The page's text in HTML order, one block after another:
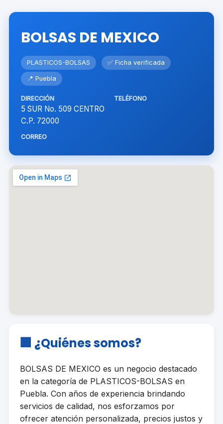
BOLSAS DE MEXICO
PLASTICOS-BOLSAS ✅ Ficha verificada
📍 Puebla
DIRECCIÓN
5 SUR No. 509 CENTRO
C.P. 72000
TELÉFONO
CORREO
🏢 ¿Quiénes somos?
BOLSAS DE MEXICO es un negocio destacado
en la categoría de PLASTICOS-BOLSAS en
Puebla. Con años de experiencia brindando
servicios de calidad, nos esforzamos por
ofrecer atención personalizada, precios justos y